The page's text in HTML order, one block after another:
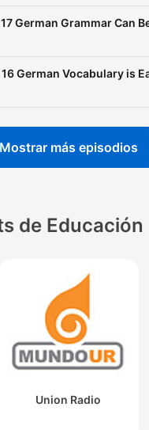
German Grammar Can
German Vocabulary is
Mostrar más episodios
de Educación
Union Radio